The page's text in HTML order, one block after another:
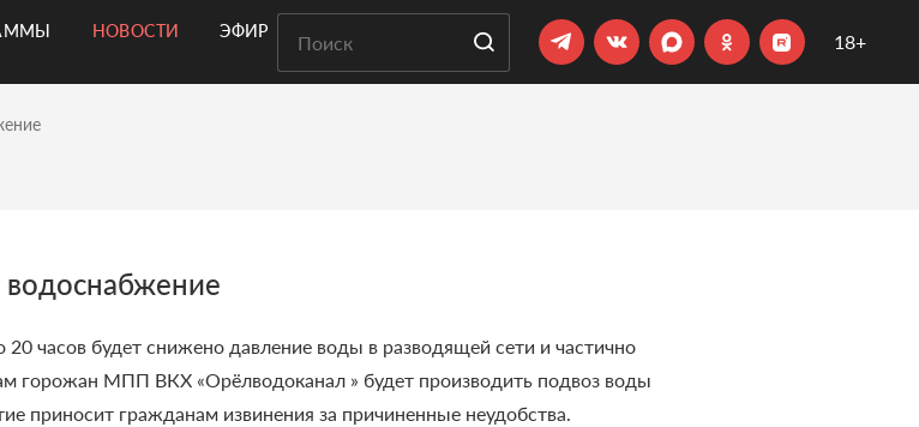
НОВОСТИ ЭФИР 18+
водоснабжение
часов будет снижено давление воды в разводящей сети и частично
горожан МПП ВКХ «Орёлводоканал » будет производить подвоз воды
приносит гражданам извинения за причиненные неудобства.